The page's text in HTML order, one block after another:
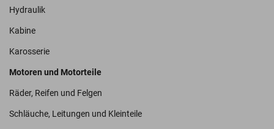
Hydraulik
Kabine
Karosserie
Motoren und Motorteile
Räder, Reifen und Felgen
Schläuche, Leitungen und Kleinteile